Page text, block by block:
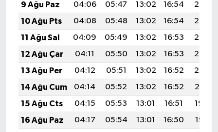
9 Ağu Paz
04:06 05:47 13:02 16:54
20:07
10 Ağu Pts
04:08 05:48 13:02 16:54
20:06
11 Ağu Sal
04:09 05:49 13:02 16:53
20:05
12 Ağu Çar
04:11 05:50 13:02 16:53
20:03
13 Ağu Per
04:12 05:51 13:02 16:52
20:02
14 Ağu Cum
04:14 05:52 13:02 16:52
20:01
15 Ağu Cts
04:15 05:53 13:01 16:51
19:59
16 Ağu Paz
04:17 05:54 13:01 16:50
19:58